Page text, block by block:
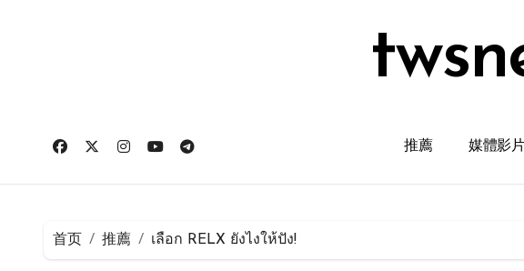
推薦 媒體影
首页 推薦 เลือก RELX ยังไงให้ปัง!